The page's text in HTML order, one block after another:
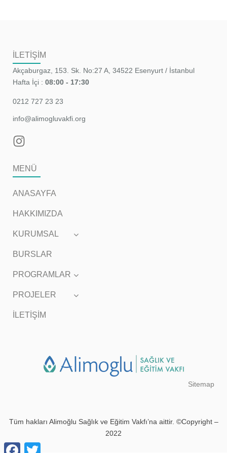
İLETİŞİM
Akçaburgaz, 153. Sk. No:27 A, 34522 Esenyurt / İstanbul
Hafta İçi : 08:00 - 17:30
0212 727 23 23
info@alimogluvakfi.org
MENÜ
ANASAYFA
HAKKIMIZDA
KURUMSAL
BURSLAR
PROGRAMLAR
PROJELER
İLETİŞİM
Sitemap
Tüm hakları Alimoğlu Sağlık ve Eğitim Vakfı’na aittir. ©Copyright –
2022
Facebook